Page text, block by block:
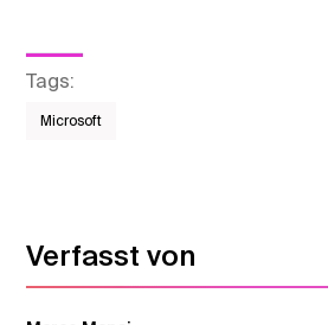
Tags:
Microsoft
Verfasst von